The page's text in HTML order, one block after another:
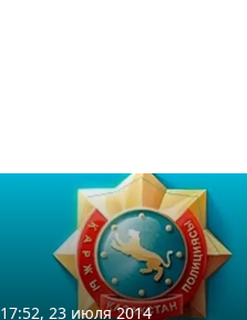
17:52, 23 июля 2014